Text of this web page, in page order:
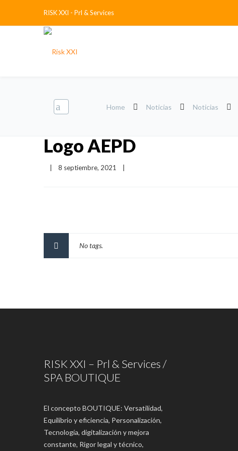
RISK XXI - Prl & Services
Home Noticias Noticias
Logo AEPD
8 septiembre, 2021
No tags.
RISK XXI – Prl & Services /
SPA BOUTIQUE
El concepto BOUTIQUE: Versatilidad,
Equilibrio y eficiencia, Personalización,
Tecnología, digitalización y mejora
constante, Rigor legal y técnico,